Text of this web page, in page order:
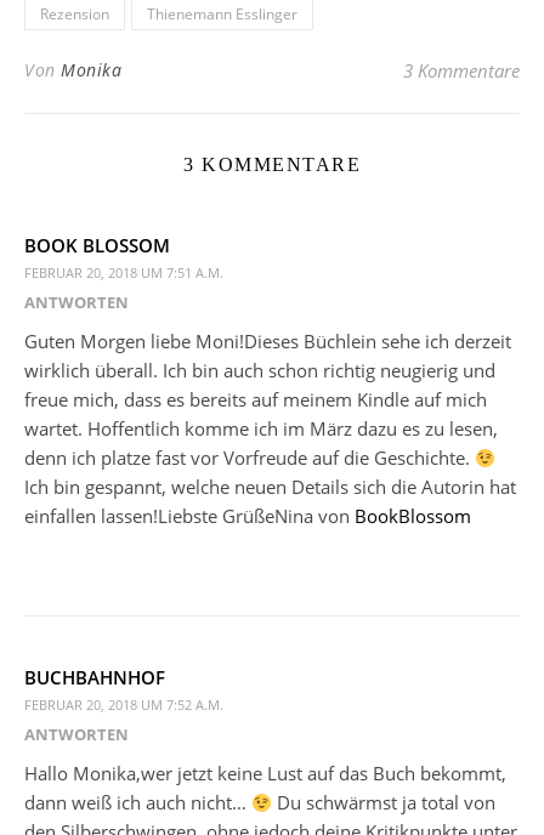
Rezension
Thienemann Esslinger
Von Monika 3 Kommentare
3 KOMMENTARE
BOOK BLOSSOM
FEBRUAR 20, 2018 UM 7:51 A.M.
ANTWORTEN
Guten Morgen liebe Moni!Dieses Büchlein sehe ich derzeit
wirklich überall. Ich bin auch schon richtig neugierig und
freue mich, dass es bereits auf meinem Kindle auf mich
wartet. Hoffentlich komme ich im März dazu es zu lesen,
denn ich platze fast vor Vorfreude auf die Geschichte.
Ich bin gespannt, welche neuen Details sich die Autorin hat
einfallen lassen!Liebste GrüßeNina von BookBlossom
BUCHBAHNHOF
FEBRUAR 20, 2018 UM 7:52 A.M.
ANTWORTEN
Hallo Monika,wer jetzt keine Lust auf das Buch bekommt,
dann weiß ich auch nicht…
Du schwärmst ja total von